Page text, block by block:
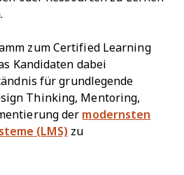
zum Certified Learning
Kandidaten dabei
für grundlegende
Thinking, Mentoring,
der modernsten
(LMS) zu